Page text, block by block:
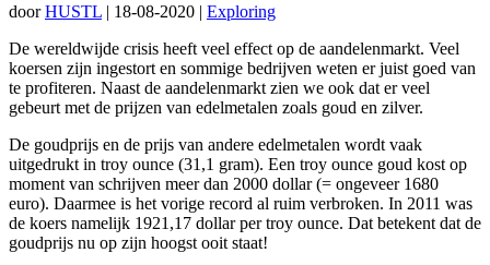
doorHUSTL | 18-08-2020 | Exploring
De wereldwijde crisis heeft veel effect op de aandelenmarkt. Veel
koersen zijn ingestort en sommige bedrijven weten er juist goed van
te profiteren. Naast de aandelenmarkt zien we ook dat er veel
gebeurt met de prijzen van edelmetalen zoals goud en zilver.
De goudprijs en de prijs van andere edelmetalen wordt vaak
uitgedrukt in troy ounce (31,1 gram). Een troy ounce goud kost op
moment van schrijven meer dan 2000 dollar (= ongeveer 1680
euro). Daarmee is het vorige record al ruim verbroken. In 2011 was
de koers namelijk 1921,17 dollar per troy ounce. Dat betekent dat de
goudprijs nu op zijn hoogst ooit staat!